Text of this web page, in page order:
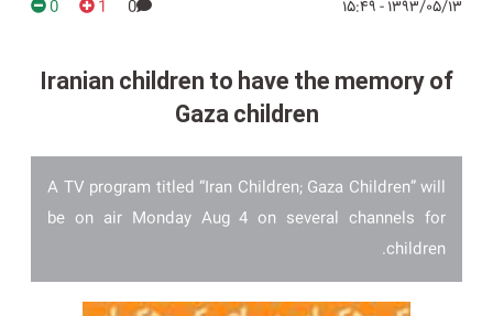
۱۳۹۳/۰۵/۱۳ - ۱۵:۴۹ 0
1
0
Iranian children to have the memory of
Gaza children
A TV program titled “Iran Children; Gaza Children” will
be on air Monday Aug 4 on several channels for
children.